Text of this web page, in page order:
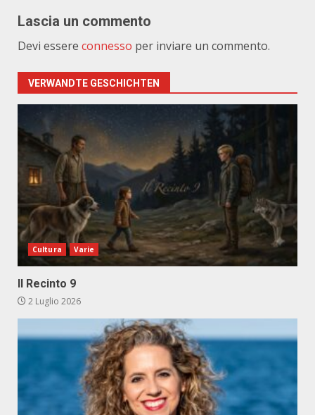
Lascia un commento
Devi essere connesso per inviare un commento.
VERWANDTE GESCHICHTEN
Cultura Varie
Il Recinto 9
2 Luglio 2026